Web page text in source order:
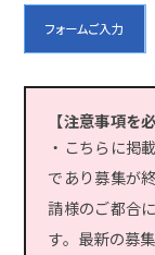
【注意事項を
・こちらに掲
であり募集が
請様のご都合
す。最新の募